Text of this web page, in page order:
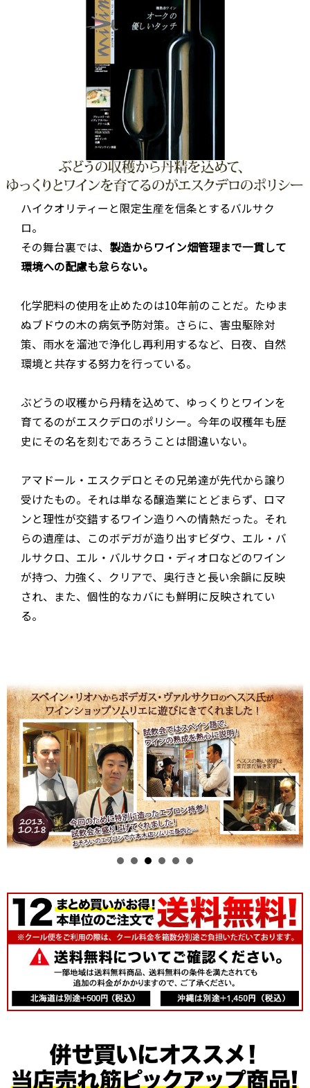
ハイクオリティーと限定生産を信条とするバルサク
ロ。
その舞台裏では、 製造からワイン畑管理まで一貫して
環境への配慮も怠らない。
化学肥料の使用を止めたのは10年前のことだ。たゆま
ぬブドウの木の病気予防対策。さらに、害虫駆除対
策、雨水を溜池で浄化し再利用するなど、日夜、自然
環境と共存する努力を行っている。
ぶどうの収穫から丹精を込めて、ゆっくりとワインを
育てるのがエスクデロのポリシー。今年の収穫年も歴
史にその名を刻むであろうことは間違いない。
アマドール・エスクデロとその兄弟達が先代から譲り
受けたもの。それは単なる醸造業にとどまらず、ロマ
ンと理性が交錯するワイン造りへの情熱だった。それ
らの遺産は、このボデガが造り出すビダウ、エル・バ
ルサクロ、エル・バルサクロ・ディオロなどのワイン
が持つ、力強く、クリアで、奥行きと長い余韻に反映
され、また、個性的なカバにも鮮明に反映されてい
る。